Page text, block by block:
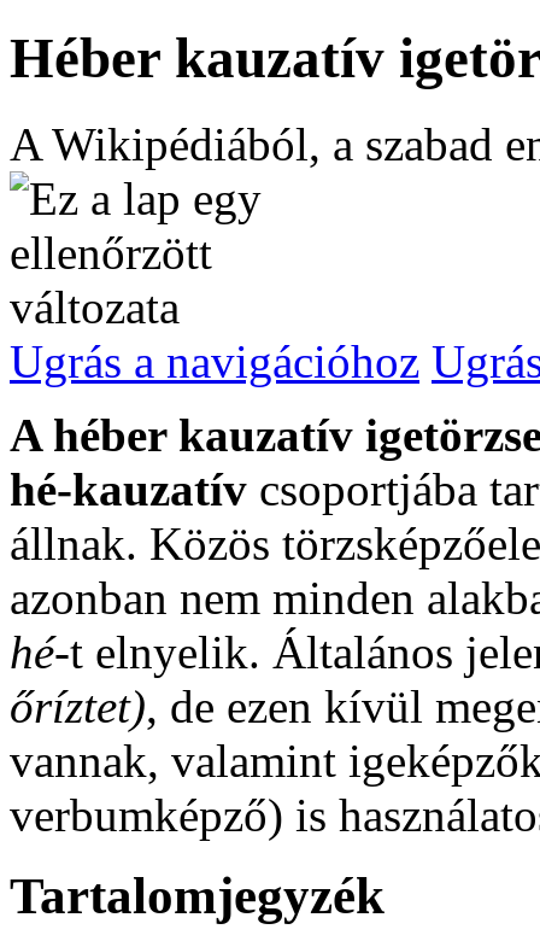
Héber kauzatív
A Wikipédiából, a szabad
Ugrás a navigációhoz
A héber kauzatív
hé-kauzatív csoportjába
azonban nem minden
hé-t elnyelik. Általános
őríztet), de ezen kívül
vannak, valamint
verbumképző) is
Tartalomjegyzék